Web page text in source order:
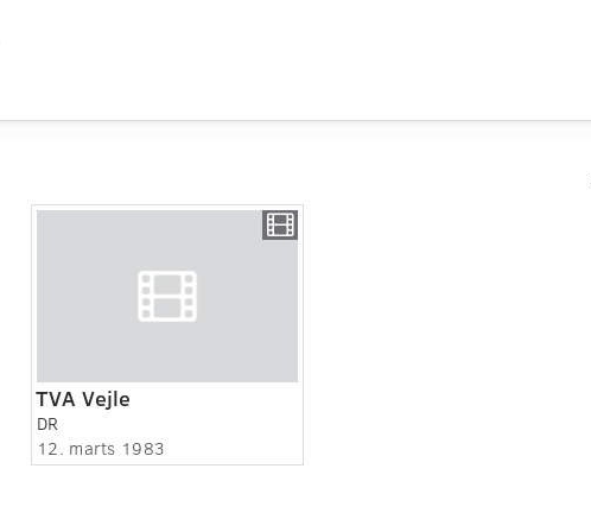
TVA Vejle
DR
12. marts 1983